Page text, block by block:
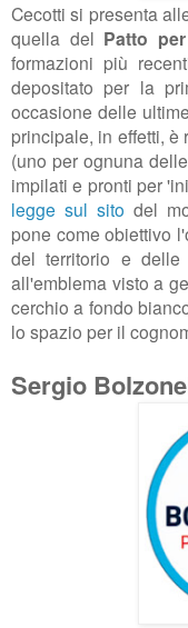
Cecotti si presenta
quella del Patto
formazioni più
depositato per la
occasione delle
principale, in effetti, è
(uno per ognuna
impilati e pronti per
legge sul sito del
pone come obiettivo
del territorio e delle
all'emblema visto a
cerchio a fondo
lo spazio per il
Sergio